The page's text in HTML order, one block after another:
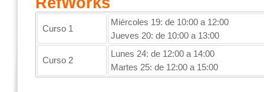
Curso 1
Miércoles 19: de 10:00 a 12:00
Jueves 20: de 10:00 a 13:00
Curso 2
Lunes 24: de 12:00 a 14:00
Martes 25: de 12:00 a 15:00